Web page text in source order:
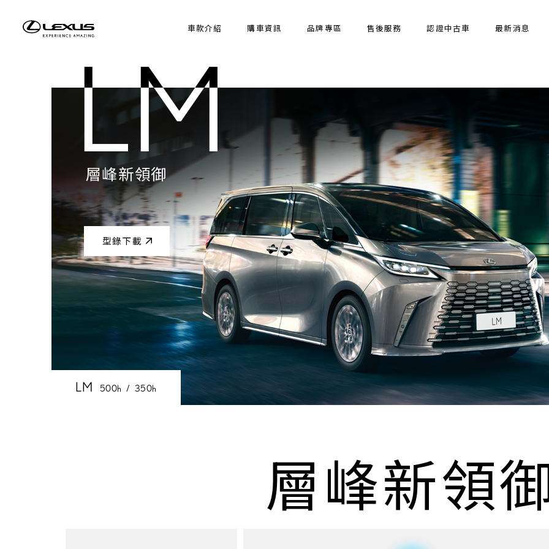
車款介紹 購車資訊 品牌專區 售後服務 認證中古車 最新消息
LM
層峰新領御
LM
層峰新領御
型錄下載
LM 500h 350h
層 峰新領